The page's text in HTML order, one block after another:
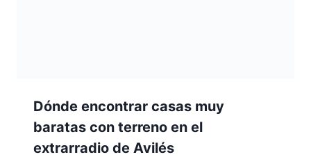
Dónde encontrar casas muy
baratas con terreno en el
extrarradio de Avilés